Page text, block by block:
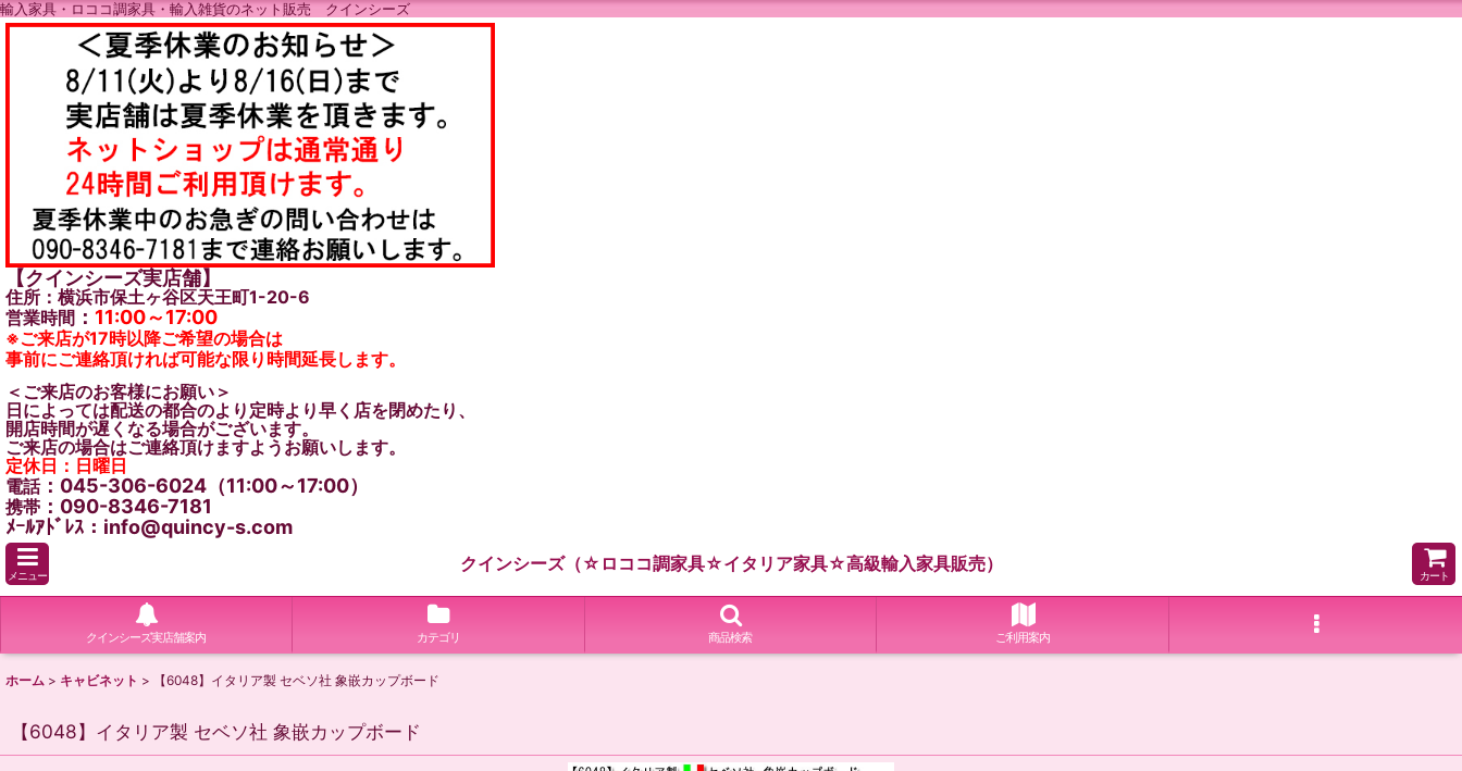
輸入家具・ロココ調家具・輸入雑貨のネット販売 クインシーズ
【クインシーズ実店舗】
住所：横浜市保土ヶ谷区天王町1-20-6
営業時間 ： 11:00～17:00
※ご来店が17時以降ご希望の場合は
事前にご連絡頂ければ可能な限り時間延長します。
＜ご来店のお客様にお願い＞
日によっては配送の都合のより定時より早く店を閉めたり、
開店時間が遅くなる場合がございます。
ご来店の場合はご連絡頂けますようお願いします。
定休日：日曜日
電話：045-306-6024（11:00～17:00）
携帯 ：090-8346-7181
ﾒｰﾙｱﾄﾞﾚｽ：info@quincy-s.com
メニュー
クインシーズ（☆ロココ調家具☆イタリア家具☆高級輸入家具販売）
カート
クインシーズ実店舗案内 カテゴリ 商品検索 ご利用案内
ホーム > キャビネット > 【6048】イタリア製 セベソ社 象嵌カップボード
【6048】イタリア製 セベソ社 象嵌カップボード